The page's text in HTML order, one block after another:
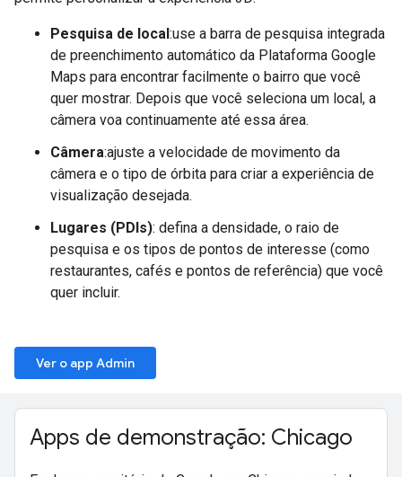
Pesquisa de local:use a barra de pesquisa integrada
de preenchimento automático da Plataforma Google
Maps para encontrar facilmente o bairro que você
quer mostrar. Depois que você seleciona um local, a
câmera voa continuamente até essa área.
Câmera:ajuste a velocidade de movimento da
câmera e o tipo de órbita para criar a experiência de
visualização desejada.
Lugares (PDIs): defina a densidade, o raio de
pesquisa e os tipos de pontos de interesse (como
restaurantes, cafés e pontos de referência) que você
quer incluir.
Ver o app Admin
Apps de demonstração: Chicago